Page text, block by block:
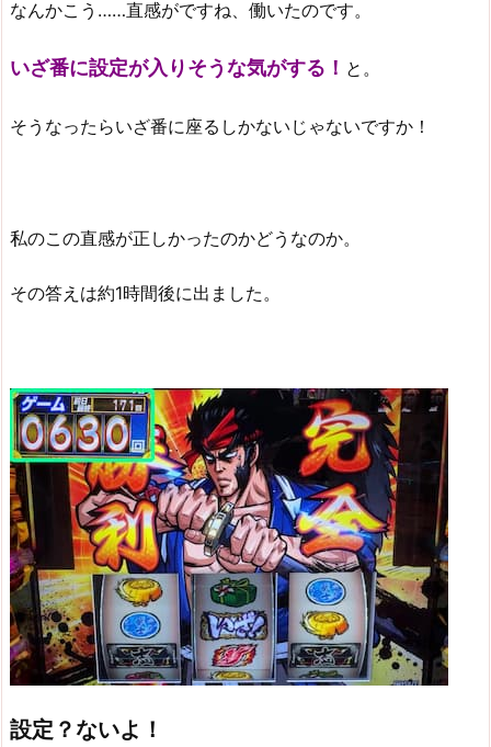
なんかこう……直感がですね、働いたのです。
いざ番に設定が入りそうな気がする！ と。
そうなったらいざ番に座るしかないじゃないですか！
私のこの直感が正しかったのかどうなのか。
その答えは約1時間後に出ました。
設定？ないよ！